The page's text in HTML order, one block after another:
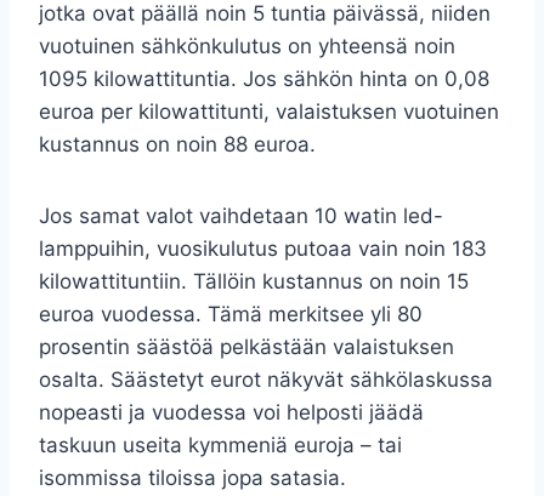
jotka ovat päällä noin 5 tuntia päivässä, niiden
vuotuinen sähkönkulutus on yhteensä noin
1095 kilowattituntia. Jos sähkön hinta on 0,08
euroa per kilowattitunti, valaistuksen vuotuinen
kustannus on noin 88 euroa.
Jos samat valot vaihdetaan 10 watin led-
lamppuihin, vuosikulutus putoaa vain noin 183
kilowattituntiin. Tällöin kustannus on noin 15
euroa vuodessa. Tämä merkitsee yli 80
prosentin säästöä pelkästään valaistuksen
osalta. Säästetyt eurot näkyvät sähkölaskussa
nopeasti ja vuodessa voi helposti jäädä
taskuun useita kymmeniä euroja – tai
isommissa tiloissa jopa satasia.